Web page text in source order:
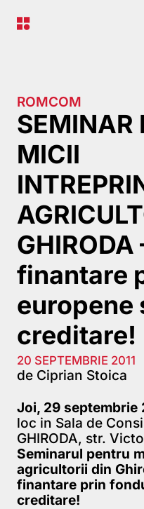
ROMCOM
SEMINAR
MICII
finantare
europene
creditare!
20 SEPTEMBRIE 2011
de Ciprian Stoica
Joi, 29 septembrie
loc in Sala de
GHIRODA, str.
Seminarul pentru
agricultorii din
finantare prin
creditare!